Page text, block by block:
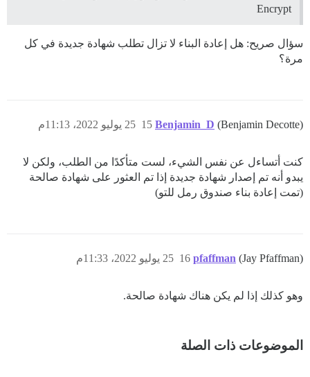
Encrypt
سؤال صريح: هل إعادة البناء لا تزال تطلب شهادة جديدة في كل
مرة؟
Benjamin_D (Benjamin Decotte) 25 يوليو 2022، 11:13م 15
كنت أتساءل عن نفس الشيء، لست متأكدًا من الطلب، ولكن لا
يبدو أنه تم إصدار شهادة جديدة إذا تم العثور على شهادة صالحة
(تمت إعادة بناء صندوق رمل للتو)
pfaffman (Jay Pfaffman) 25 يوليو 2022، 11:33م 16
وهو كذلك إذا لم يكن هناك شهادة صالحة.
الموضوعات ذات الصلة